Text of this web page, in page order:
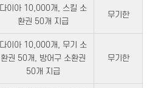
다이아 10,000개, 스킬 소
환권 50개 지급
무기한
다이아 10,000개, 무기 소
환권 50개, 방어구 소환권
50개 지급
무기한